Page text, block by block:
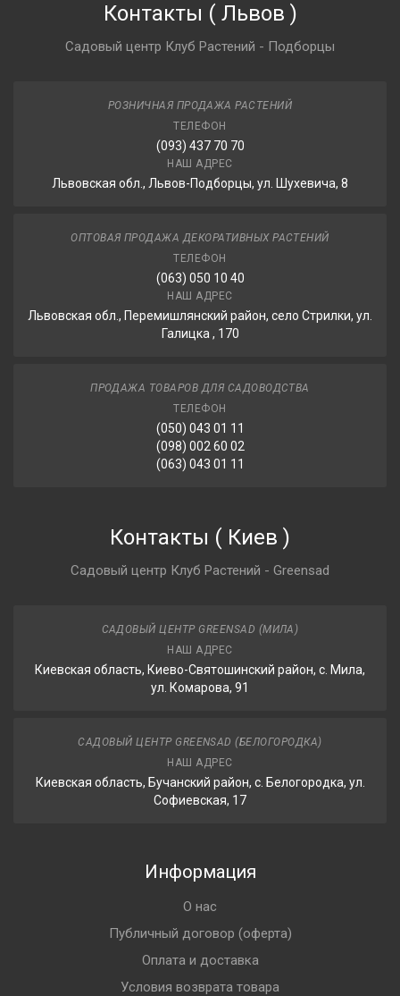
Контакты ( Львов )
Садовый центр Клуб Растений - Подборцы
РОЗНИЧНАЯ ПРОДАЖА РАСТЕНИЙ
ТЕЛЕФОН
(093) 437 70 70
НАШ АДРЕС
Львовская обл., Львов-Подборцы, ул. Шухевича, 8
ОПТОВАЯ ПРОДАЖА ДЕКОРАТИВНЫХ РАСТЕНИЙ
ТЕЛЕФОН
(063) 050 10 40
НАШ АДРЕС
Львовская обл., Перемишлянский район, село Стрилки, ул.
Галицка , 170
ПРОДАЖА ТОВАРОВ ДЛЯ САДОВОДСТВА
ТЕЛЕФОН
(050) 043 01 11
(098) 002 60 02
(063) 043 01 11
Контакты ( Киев )
Садовый центр Клуб Растений - Greensad
САДОВЫЙ ЦЕНТР GREENSAD (МИЛА)
НАШ АДРЕС
Киевская область, Киево-Святошинский район, с. Мила,
ул. Комарова, 91
САДОВЫЙ ЦЕНТР GREENSAD (БЕЛОГОРОДКА)
НАШ АДРЕС
Киевская область, Бучанский район, с. Белогородка, ул.
Софиевская, 17
Информация
О нас
Публичный договор (оферта)
Оплата и доставка
Условия возврата товара